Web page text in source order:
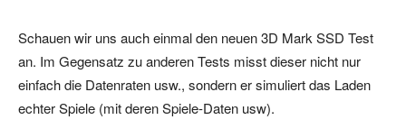
Schauen wir uns auch einmal den neuen 3D Mark SSD Test
an. Im Gegensatz zu anderen Tests misst dieser nicht nur
einfach die Datenraten usw., sondern er simuliert das Laden
echter Spiele (mit deren Spiele-Daten usw).